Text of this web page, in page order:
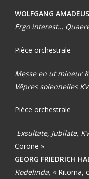
WOLFGANG
Ergo interest…
Pièce orchestrale
Messe en ut mineur
Vêpres solennelles
Pièce orchestrale
Exsultate, Jubilate,
Corone »
GEORG FRIEDRICH
Rodelinda, « Ritorna,